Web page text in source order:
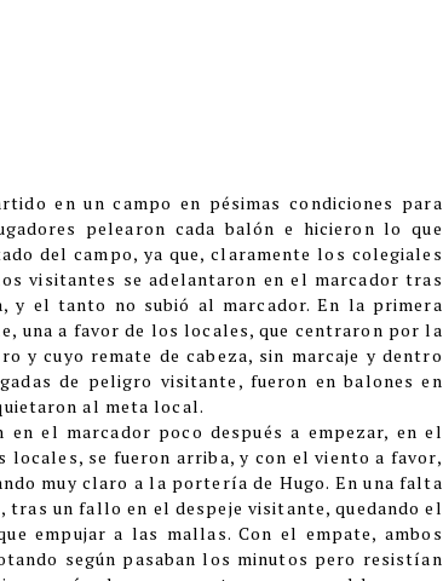
en un campo en pésimas condiciones para
pelearon cada balón e hicieron lo que
del campo, ya que, claramente los colegiales
visitantes se adelantaron en el marcador tras
el tanto no subió al marcador. En la primera
una a favor de los locales, que centraron por la
y cuyo remate de cabeza, sin marcaje y dentro
de peligro visitante, fueron en balones en
al meta local.
el marcador poco después a empezar, en el
locales, se fueron arriba, y con el viento a favor,
muy claro a la portería de Hugo. En una falta
un fallo en el despeje visitante, quedando el
empujar a las mallas. Con el empate, ambos
según pasaban los minutos pero resistían